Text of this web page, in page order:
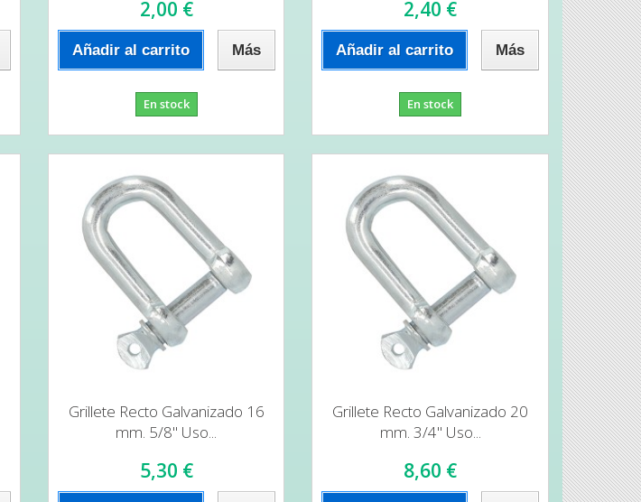
2,00 €
Añadir al carrito Más
En stock
2,40 €
Añadir al carrito Más
En stock
Grillete Recto Galvanizado 16
mm. 5/8" Uso...
5,30 €
Grillete Recto Galvanizado 20
mm. 3/4" Uso...
8,60 €